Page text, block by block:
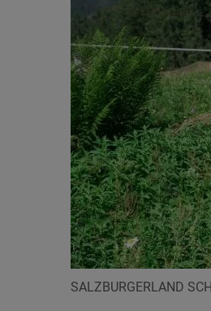
SALZBURGERLAND